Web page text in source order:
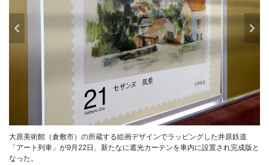
大原美術館（倉敷市）の所蔵する絵画デザインでラッピングした井原鉄道
「アート列車」が9月22日、新たなに遮光カーテンを車内に設置され完成版と
なった。